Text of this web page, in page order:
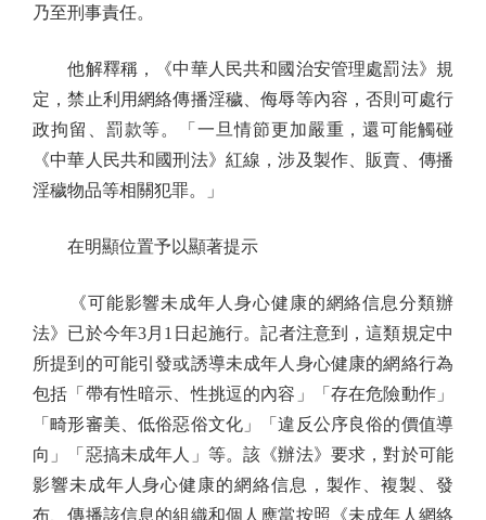
乃至刑事責任。
他解釋稱，《中華人民共和國治安管理處罰法》規
定，禁止利用網絡傳播淫穢、侮辱等內容，否則可處行
政拘留、罰款等。「一旦情節更加嚴重，還可能觸碰
《中華人民共和國刑法》紅線，涉及製作、販賣、傳播
淫穢物品等相關犯罪。」
在明顯位置予以顯著提示
《可能影響未成年人身心健康的網絡信息分類辦
法》已於今年3月1日起施行。記者注意到，這類規定中
所提到的可能引發或誘導未成年人身心健康的網絡行為
包括「帶有性暗示、性挑逗的內容」「存在危險動作」
「畸形審美、低俗惡俗文化」「違反公序良俗的價值導
向」「惡搞未成年人」等。該《辦法》要求，對於可能
影響未成年人身心健康的網絡信息，製作、複製、發
布、傳播該信息的組織和個人應當按照《未成年人網絡